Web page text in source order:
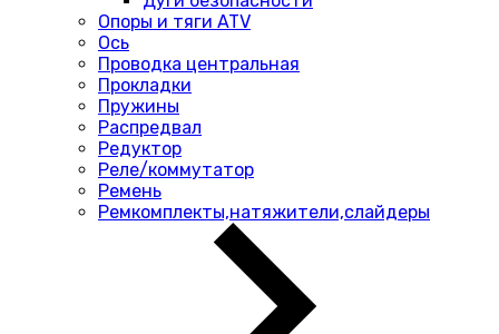
Опоры и тяги ATV
Ось
Проводка центральная
Прокладки
Пружины
Распредвал
Редуктор
Реле/коммутатор
Ремень
Ремкомплекты,натяжители,слайдеры